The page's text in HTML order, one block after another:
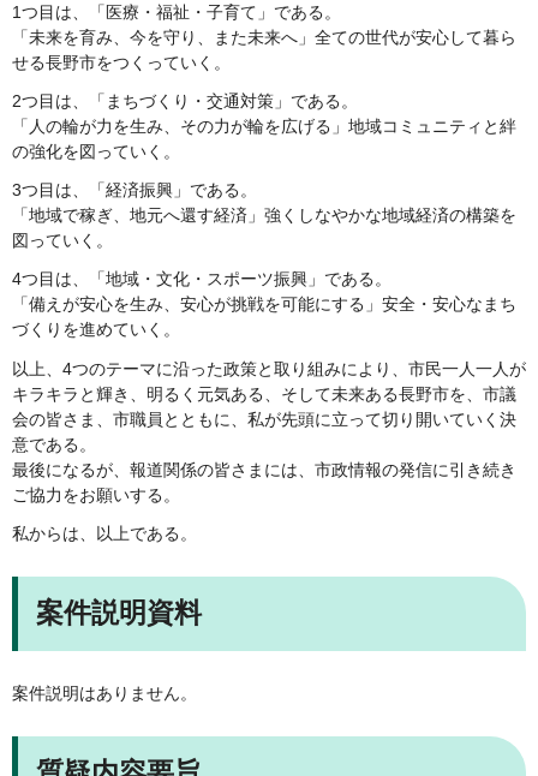
1つ目は、「医療・福祉・子育て」である。
「未来を育み、今を守り、また未来へ」全ての世代が安心して暮ら
せる長野市をつくっていく。
2つ目は、「まちづくり・交通対策」である。
「人の輪が力を生み、その力が輪を広げる」地域コミュニティと絆
の強化を図っていく。
3つ目は、「経済振興」である。
「地域で稼ぎ、地元へ還す経済」強くしなやかな地域経済の構築を
図っていく。
4つ目は、「地域・文化・スポーツ振興」である。
「備えが安心を生み、安心が挑戦を可能にする」安全・安心なまち
づくりを進めていく。
以上、4つのテーマに沿った政策と取り組みにより、市民一人一人が
キラキラと輝き、明るく元気ある、そして未来ある長野市を、市議
会の皆さま、市職員とともに、私が先頭に立って切り開いていく決
意である。
最後になるが、報道関係の皆さまには、市政情報の発信に引き続き
ご協力をお願いする。
私からは、以上である。
案件説明資料
案件説明はありません。